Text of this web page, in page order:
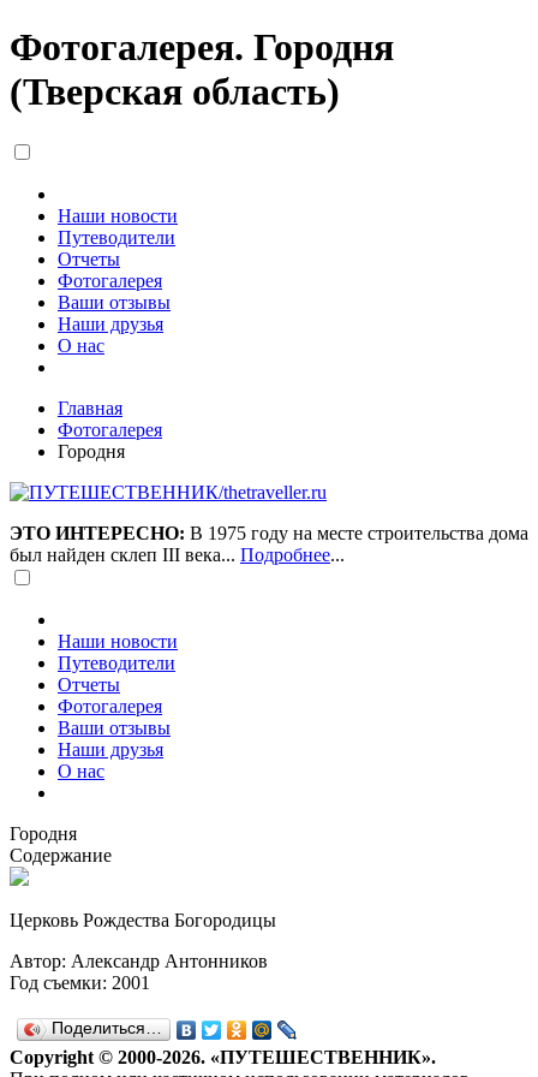
Фотогалерея. Городня
(Тверская область)
Наши новости
Путеводители
Отчеты
Фотогалерея
Ваши отзывы
Наши друзья
О нас
Главная
Фотогалерея
Городня
ЭТО ИНТЕРЕСНО: В 1975 году на месте строительства дома
был найден склеп III века... Подробнее...
Наши новости
Путеводители
Отчеты
Фотогалерея
Ваши отзывы
Наши друзья
О нас
Городня
Содержание
Церковь Рождества Богородицы
Автор: Александр Антонников
Год съемки: 2001
Поделиться…
Copyright © 2000-2026. «ПУТЕШЕСТВЕННИК».